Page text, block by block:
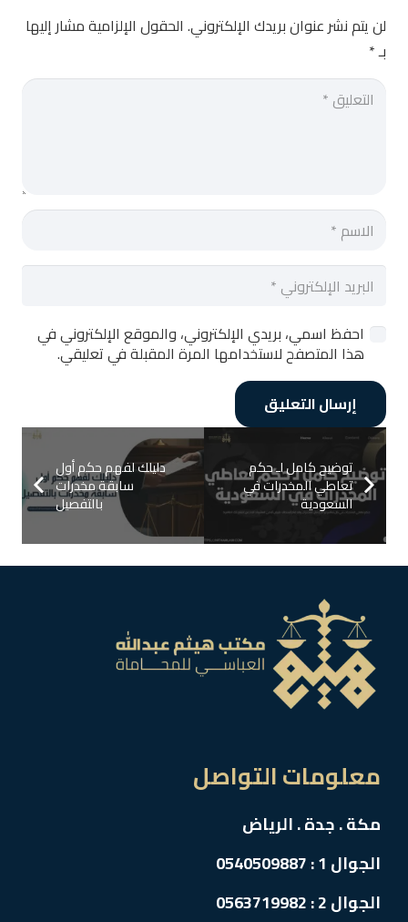
لن يتم نشر عنوان بريدك الإلكتروني. الحقول الإلزامية مشار إليها
بـ*
احفظ اسمي، بريدي الإلكتروني، والموقع الإلكتروني في
هذا المتصفح لاستخدامها المرة المقبلة في تعليقي.
إرسال التعليق
دليلك لفهم حكم أول
سابقة مخدرات
بالتفصيل
توضيح كامل لـ حكم
تعاطي المخدرات في
السعودية
معلومات التواصل
مكة . جدة . الرياض
الجوال 1 : 0540509887
الجوال 2 : 0563719982